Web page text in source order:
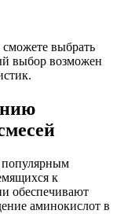
выбрать
выбор возможен
популярным
к
обеспечивают
аминокислот в